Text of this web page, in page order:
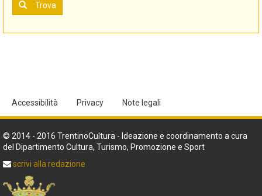
Trova
Accessibilità Privacy Note legali
© 2014 - 2016 TrentinoCultura - Ideazione e coordinamento a cura
del Dipartimento Cultura, Turismo, Promozione e Sport
scrivi alla redazione